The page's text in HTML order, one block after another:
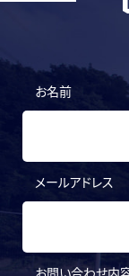
お名前
メールアドレス
お問い合わせ内